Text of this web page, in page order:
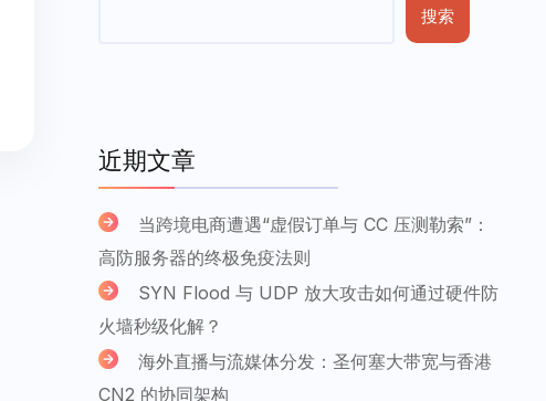
搜索
近期文章
当跨境电商遭遇“虚假订单与 CC 压测勒索”：
高防服务器的终极免疫法则
SYN Flood 与 UDP 放大攻击如何通过硬件防
火墙秒级化解？
海外直播与流媒体分发：圣何塞大带宽与香港
CN2 的协同架构